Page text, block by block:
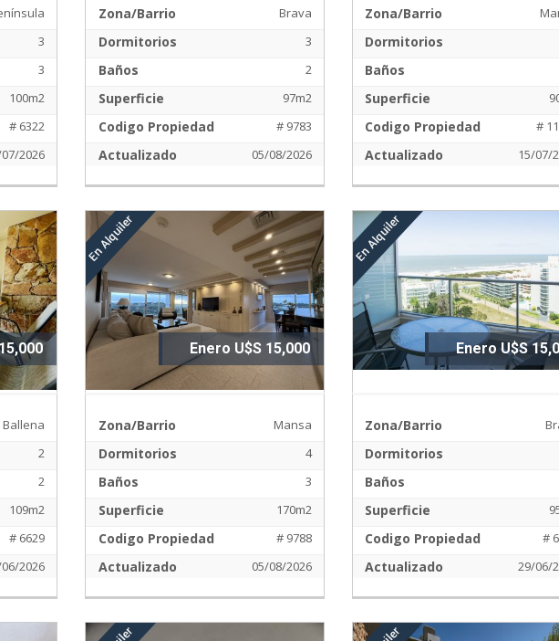
3
3
100m2
# 6322
2026
Zona/Barrio Brava
Dormitorios 3
Baños 2
Superficie 97m2
Codigo Propiedad # 9783
Actualizado 05/08/2026
Zona/Barrio
Dormitorios
Baños
Superficie
Codigo Propiedad #
Actualizado 15/07/
Ballena
2
2
109m2
# 6629
2026
Enero U$S 15,000
Zona/Barrio Mansa
Dormitorios 4
Baños 3
Superficie 170m2
Codigo Propiedad # 9788
Actualizado 05/08/2026
Enero U$S
Zona/Barrio
Dormitorios
Baños
Superficie
Codigo Propiedad #
Actualizado 29/06/